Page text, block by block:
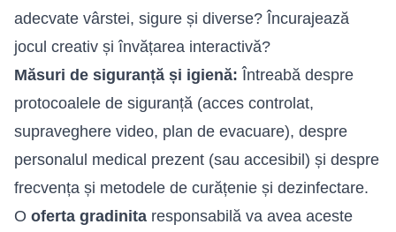
adecvate vârstei, sigure și diverse? Încurajează
jocul creativ și învățarea interactivă?
Măsuri de siguranță și igienă: Întreabă despre
protocoalele de siguranță (acces controlat,
supraveghere video, plan de evacuare), despre
personalul medical prezent (sau accesibil) și despre
frecvența și metodele de curățenie și dezinfectare.
O oferta gradinita responsabilă va avea aceste